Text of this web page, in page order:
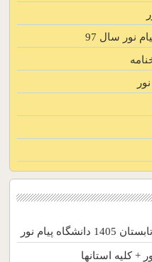
سال 97
پیام نور
کلیه استانها